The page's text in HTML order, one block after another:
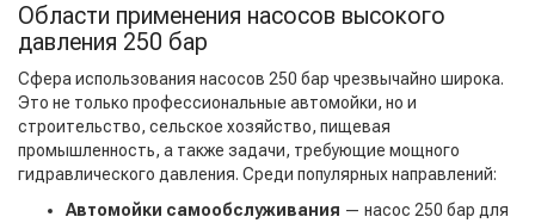
Области применения насосов высокого
давления 250 бар
Сфера использования насосов 250 бар чрезвычайно широка.
Это не только профессиональные автомойки, но и
строительство, сельское хозяйство, пищевая
промышленность, а также задачи, требующие мощного
гидравлического давления. Среди популярных направлений:
Автомойки самообслуживания — насос 250 бар для